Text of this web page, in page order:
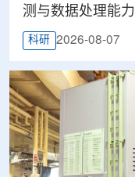
测与数据处理能力
科研 2026-08-07